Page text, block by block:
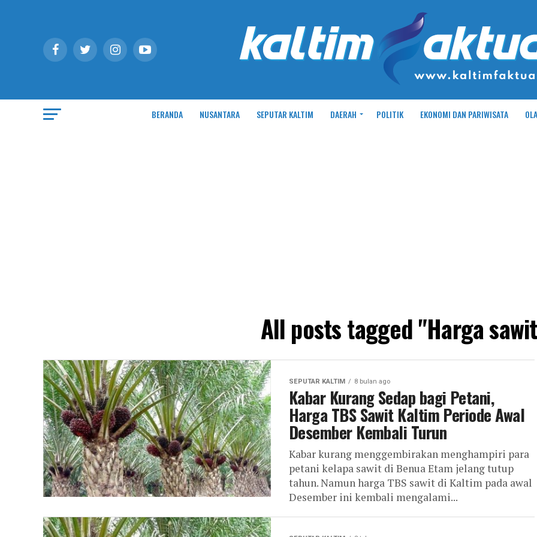
BERANDA NUSANTARA SEPUTAR KALTIM DAERAH POLITIK EKONOMI DAN PARIWISATA
All posts tagged "Harga
SEPUTAR KALTIM 8 bulan ago
Kabar Kurang Sedap bagi Petani,
Harga TBS Sawit Kaltim Periode Awal
Desember Kembali Turun
Kabar kurang menggembirakan menghampiri para
petani kelapa sawit di Benua Etam jelang tutup
tahun. Namun harga TBS sawit di Kaltim pada awal
Desember ini kembali mengalami...